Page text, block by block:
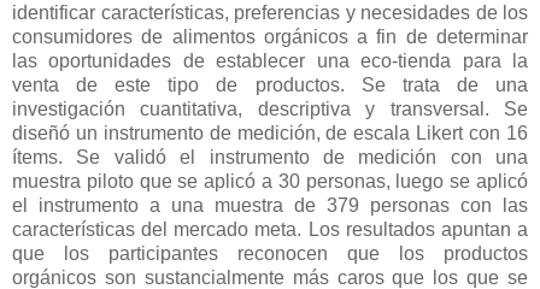
identificar características, preferencias y necesidades de los
consumidores de alimentos orgánicos a fin de determinar
las oportunidades de establecer una eco-tienda para la
venta de este tipo de productos. Se trata de una
investigación cuantitativa, descriptiva y transversal. Se
diseñó un instrumento de medición, de escala Likert con 16
ítems. Se validó el instrumento de medición con una
muestra piloto que se aplicó a 30 personas, luego se aplicó
el instrumento a una muestra de 379 personas con las
características del mercado meta. Los resultados apuntan a
que los participantes reconocen que los productos
orgánicos son sustancialmente más caros que los que se